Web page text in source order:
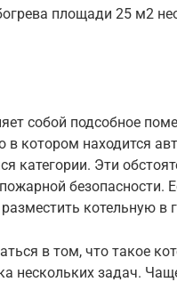
площади 25 м2
собой подсобное
в котором находится
категории. Эти
безопасности.
котельную в
в том, что такое
нескольких задач.